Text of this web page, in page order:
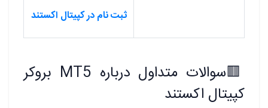
ثبت نام در کپیتال اکستند
🟥
سوالات متداول درباره MT5 بروکر
کپیتال اکستند